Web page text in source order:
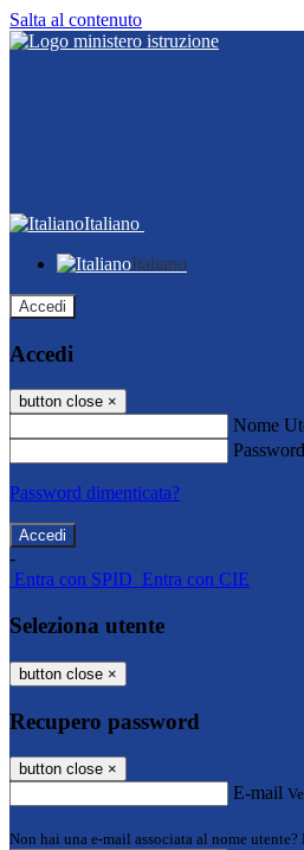
Salta al contenuto
Italiano
Italiano
Accedi
Accedi
button close ×
Nome
Password
Password dimenticata?
-
Entra con SPID Entra con CIE
Seleziona utente
button close ×
Recupero password
button close ×
E-mail
Non hai una e-mail associata al nome